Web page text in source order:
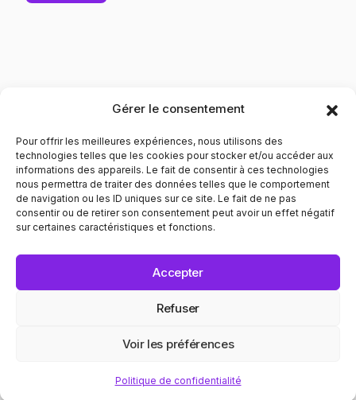
Gérer le consentement
Pour offrir les meilleures expériences, nous utilisons des
technologies telles que les cookies pour stocker et/ou accéder aux
informations des appareils. Le fait de consentir à ces technologies
nous permettra de traiter des données telles que le comportement
de navigation ou les ID uniques sur ce site. Le fait de ne pas
consentir ou de retirer son consentement peut avoir un effet négatif
sur certaines caractéristiques et fonctions.
Accepter
Refuser
Voir les préférences
Politique de confidentialité
Contribuer à l'évolution des mentalités pour le respect
envers les personnes LGBTQIA+. Informer et prévenir dans
POLITIQUE DE CONFIDENTIALITÉ
© 2025 Recap. All Rights Reserved.